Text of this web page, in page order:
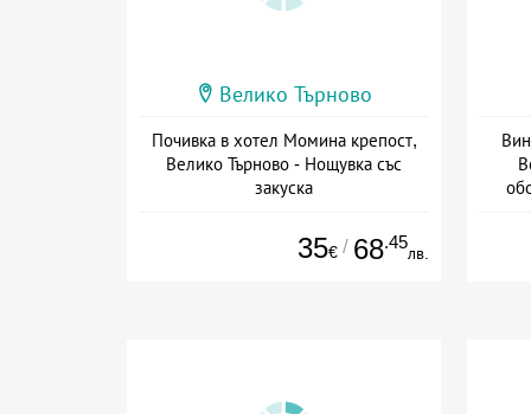
Велико Търново
Почивка в хотел Момина крепост,
Велико Търново - Нощувка със
закуска
35€ / 68.45
лв.